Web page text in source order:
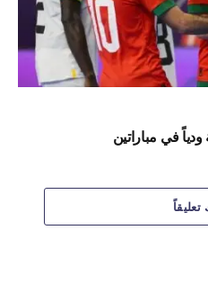
في مباراتين
تعليقاً